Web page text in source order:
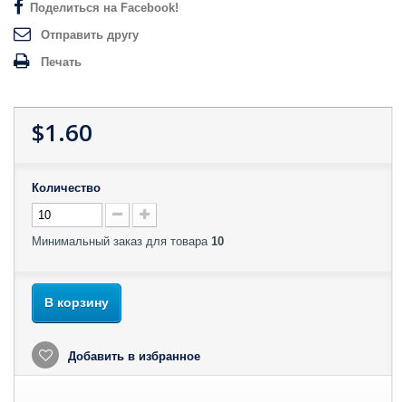
Поделиться на Facebook!
Отправить другу
Печать
$1.60
Количество
Минимальный заказ для товара 10
В корзину
Добавить в избранное